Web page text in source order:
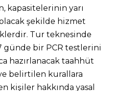
kapasitelerinin yarı
şekilde hizmet
Tur teknesinde
günde bir PCR testlerini
hazırlanacak taahhüt
belirtilen kurallara
kişiler hakkında yasal